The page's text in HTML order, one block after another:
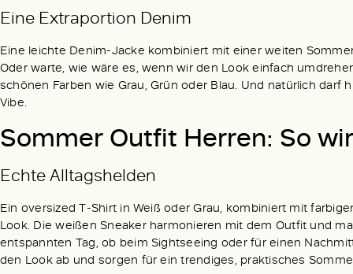
Eine Extraportion Denim
Eine leichte Denim-Jacke kombiniert mit einer weiten
Oder warte, wie wäre es, wenn wir den Look einfach
schönen Farben wie Grau, Grün oder Blau. Und natürlich
Vibe.
Sommer Outfit Herren: So
Echte Alltagshelden
Ein oversized T-Shirt in Weiß oder Grau, kombiniert mit
Look. Die weißen Sneaker harmonieren mit dem Outfit und
entspannten Tag, ob beim Sightseeing oder für einen
den Look ab und sorgen für ein trendiges, praktisches